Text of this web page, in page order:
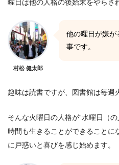
曜日は他の人格の後始末をやらさ
村松 健太郎
他の曜日が嫌が
事です。
趣味は読書ですが、図書館は毎週
そんな火曜日の人格が“水曜日（
時間も生きることができることに
に戸惑いと喜びを感じ始めます。